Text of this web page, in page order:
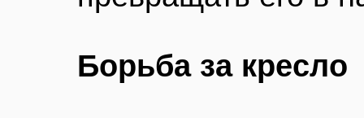
Борьба за кресло